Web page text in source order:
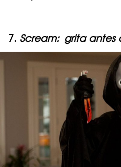
7. Scream: grita antes